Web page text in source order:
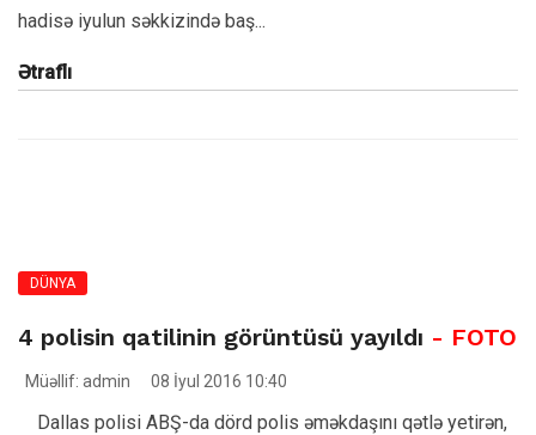
hadisə iyulun səkkizində baş...
Ətraflı
DÜNYA
4 polisin qatilinin görüntüsü yayıldı - FOTO
Müəllif: admin 08 İyul 2016 10:40
Dallas polisi ABŞ-da dörd polis əməkdaşını qətlə yetirən,